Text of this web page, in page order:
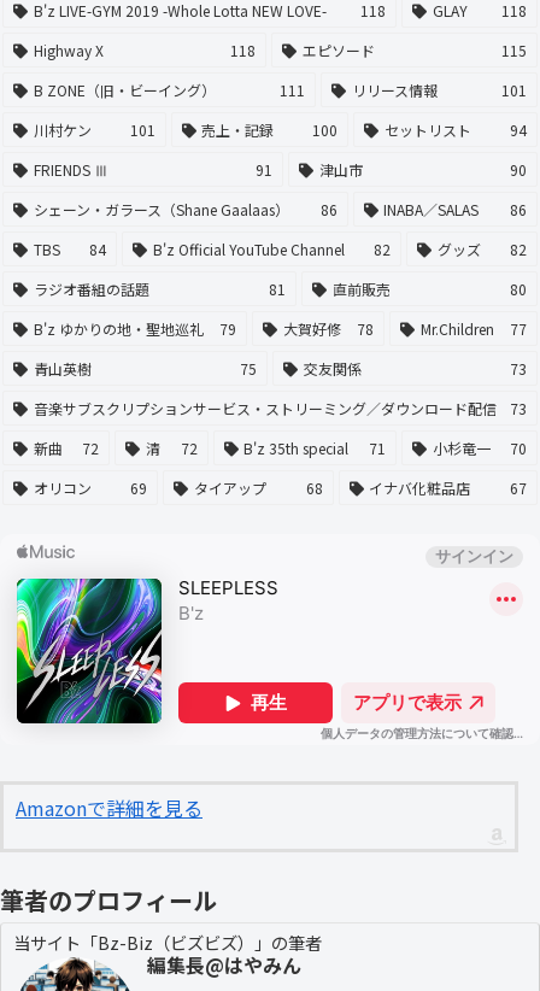
B'z LIVE-GYM 2019 -Whole Lotta NEW LOVE-
118 GLAY
118
Highway X
118 エピソード
115
B ZONE（旧・ビーイング）
111 リリース情報
101
川村ケン
101 売上・記録 100 セットリスト
94
FRIENDS Ⅲ
91 津山市
90
シェーン・ガラース（Shane Gaalaas）
86 INABA／SALAS
86
TBS
84 B'z Official YouTube Channel 82 グッズ
82
ラジオ番組の話題
81 直前販売
80
B'z ゆかりの地・聖地巡礼
79 大賀好修 78 Mr.Children
77
青山英樹
75 交友関係
73
音楽サブスクリプションサービス・ストリーミング／ダウンロード配信
73
新曲
72 清 72 B'z 35th special 71 小杉竜一
70
オリコン
69 タイアップ 68 イナバ化粧品店 67
Amazonで詳細を見る
筆者のプロフィール
当サイト「Bz-Biz（ビズビズ）」の筆者
編集長@はやみん